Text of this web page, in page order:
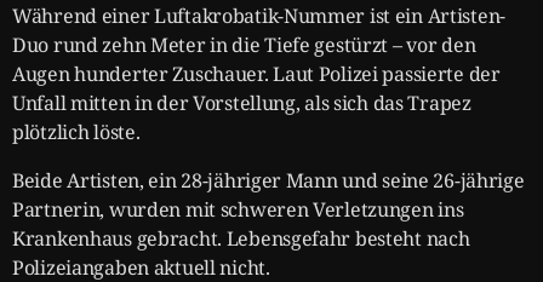
Während einer Luftakrobatik-Nummer ist ein Artisten-
Duo rund zehn Meter in die Tiefe gestürzt – vor den
Augen hunderter Zuschauer. Laut Polizei passierte der
Unfall mitten in der Vorstellung, als sich das Trapez
plötzlich löste.
Beide Artisten, ein 28-jähriger Mann und seine 26-jährige
Partnerin, wurden mit schweren Verletzungen ins
Krankenhaus gebracht. Lebensgefahr besteht nach
Polizeiangaben aktuell nicht.